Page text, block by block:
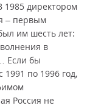
1985 директором
– первым
им шесть лет:
в
Если бы
1991 по 1996 год,
Россия не